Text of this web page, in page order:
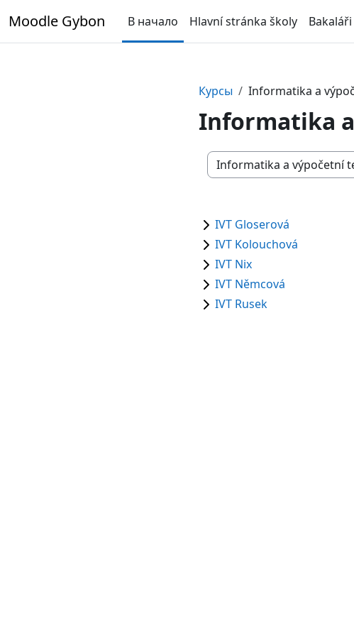
Moodle Gybon В начало Hlavní stránka školy Bakaláři
Курсы Informatika a
Informatika
Категории курсов
IVT Gloserová
IVT Kolouchová
IVT Nix
IVT Němcová
IVT Rusek